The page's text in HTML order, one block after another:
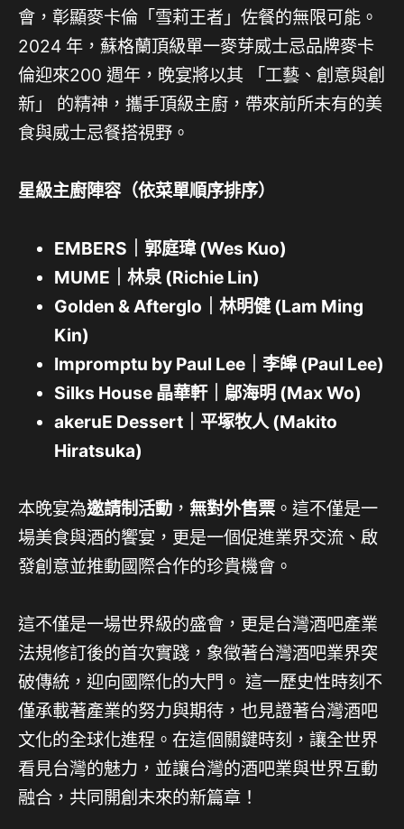
會，彰顯麥卡倫「雪莉王者」佐餐的無限可能。
2024 年，蘇格蘭頂級單⼀麥芽威⼠忌品牌麥卡
倫迎來200 週年，晚宴將以其 「⼯藝、創意與創
新」 的精神，攜⼿頂級主廚，帶來前所未有的美
食與威⼠忌餐搭視野。
星級主廚陣容（依菜單順序排序）
EMBERS ｜郭庭瑋 (Wes Kuo)
MUME ｜林泉 (Richie Lin)
Golden & Afterglo ｜林明健 (Lam Ming
Kin)
Impromptu by Paul Lee ｜李皞 (Paul Lee)
Silks House 晶華軒｜鄔海明 (Max Wo)
akeruE Dessert ｜平塚牧人 (Makito
Hiratsuka)
本晚宴為邀請制活動 ， 無對外售票 。這不僅是一
場美食與酒的饗宴，更是一個促進業界交流、啟
發創意並推動國際合作的珍貴機會。
這不僅是一場世界級的盛會，更是台灣酒吧產業
法規修訂後的首次實踐，象徵著台灣酒吧業界突
破傳統，迎向國際化的大門。 這一歷史性時刻不
僅承載著產業的努力與期待，也見證著台灣酒吧
文化的全球化進程。在這個關鍵時刻，讓全世界
看見台灣的魅力，並讓台灣的酒吧業與世界互動
融合，共同開創未來的新篇章！